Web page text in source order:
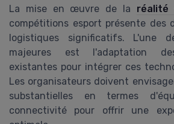
La mise en œuvre de la réalité
compétitions esport présente des
logistiques significatifs. L'une
majeures est l'adaptation
existantes pour intégrer ces
Les organisateurs doivent
substantielles en termes
connectivité pour offrir une